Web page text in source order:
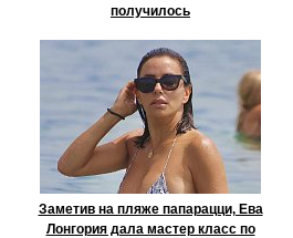
получилось
Заметив на пляже папарацци, Ева
Лонгория дала мастер класс по